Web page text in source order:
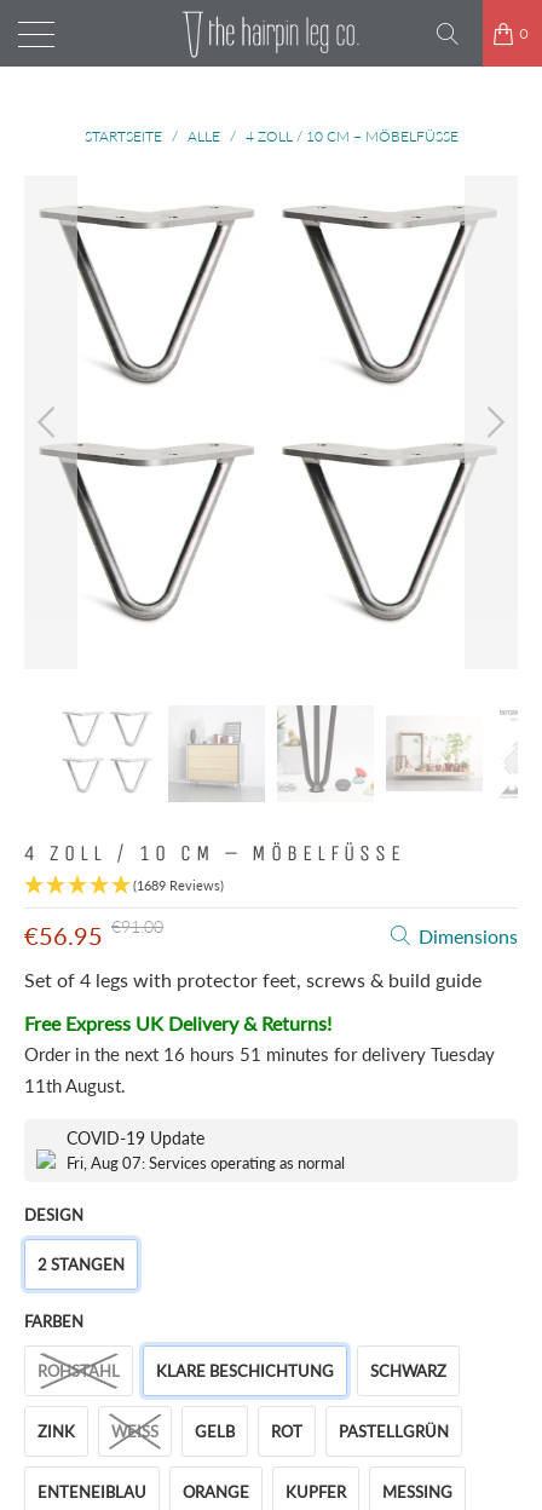
0
STARTSEITE / ALLE / 4 ZOLL / 10 CM – MÖBELFÜSSE
4 ZOLL / 10 CM – MÖBELFÜSSE
(1689 Reviews)
Dimensions
€56.95 €91.00
Set of 4 legs with protector feet, screws & build guide
Free Express UK Delivery & Returns!
Order in the next 16 hours 51 minutes for delivery Tuesday
11th August.
COVID-19 Update
Fri, Aug 07: Services operating as normal
DESIGN
2 STANGEN
FARBEN
ROHSTAHL KLARE BESCHICHTUNG SCHWARZ
ZINK WEISS GELB ROT PASTELLGRÜN
ENTENEIBLAU ORANGE KUPFER MESSING